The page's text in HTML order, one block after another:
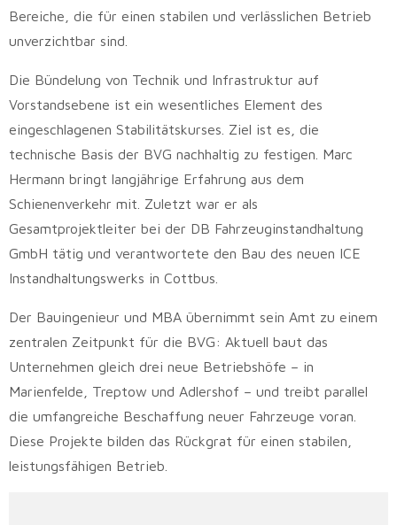
Bereiche, die für einen stabilen und verlässlichen Betrieb
unverzichtbar sind.
Die Bündelung von Technik und Infrastruktur auf
Vorstandsebene ist ein wesentliches Element des
eingeschlagenen Stabilitätskurses. Ziel ist es, die
technische Basis der BVG nachhaltig zu festigen. Marc
Hermann bringt langjährige Erfahrung aus dem
Schienenverkehr mit. Zuletzt war er als
Gesamtprojektleiter bei der DB Fahrzeuginstandhaltung
GmbH tätig und verantwortete den Bau des neuen ICE
Instandhaltungswerks in Cottbus.
Der Bauingenieur und MBA übernimmt sein Amt zu einem
zentralen Zeitpunkt für die BVG: Aktuell baut das
Unternehmen gleich drei neue Betriebshöfe – in
Marienfelde, Treptow und Adlershof – und treibt parallel
die umfangreiche Beschaffung neuer Fahrzeuge voran.
Diese Projekte bilden das Rückgrat für einen stabilen,
leistungsfähigen Betrieb.